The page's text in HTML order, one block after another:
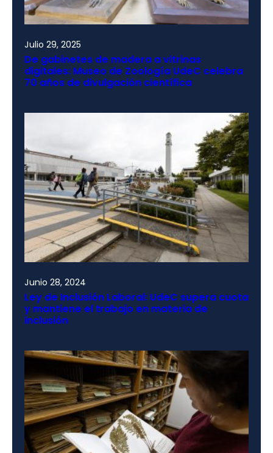
Julio 29, 2025
De gabinetes de madera a vitrinas
digitales: Museo de Zoología UdeC celebra
70 años de divulgación científica
Junio 28, 2024
Ley de Inclusión Laboral: UdeC supera cuota
y mantiene el trabajo en materia de
inclusión